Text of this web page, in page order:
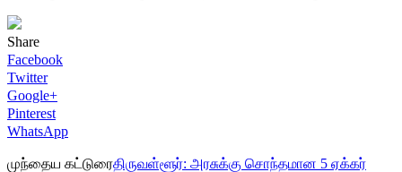
Share
Facebook
Twitter
Google+
Pinterest
WhatsApp
முந்தைய கட்டுரைதிருவள்ளூர்: அரசுக்கு சொந்தமான 5 ஏக்கர்